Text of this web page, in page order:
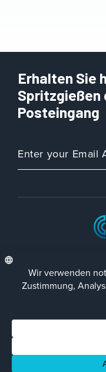
Erhalten Sie
Spritzgießen
Posteingang
© 2023 RJG Inc.